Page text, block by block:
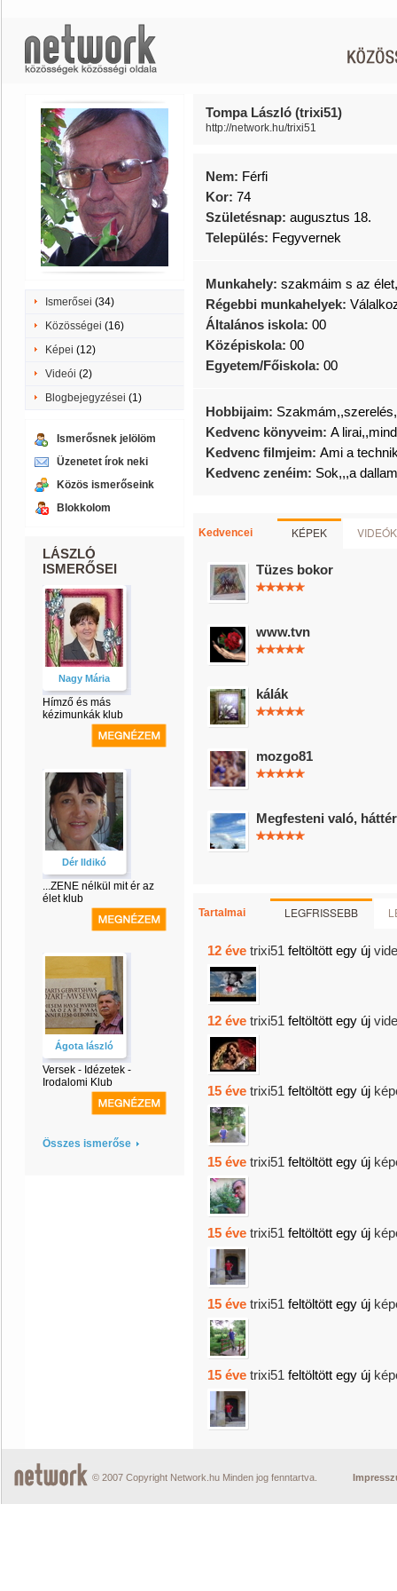
Ismerősei (34)
Közösségei (16)
Képei (12)
Videói (2)
Blogbejegyzései (1)
Ismerősnek jelölöm
Üzenetet írok neki
Közös ismerőseink
Blokkolom
LÁSZLÓ
ISMERŐSEI
Nagy Mária
Hímző és más
kézimunkák klub
Dér Ildikó
...ZENE nélkül mit ér az
élet klub
Ágota lászló
Versek - Idézetek -
Irodalomi Klub
Összes ismerőse
Tompa László (trixi51)
http://network.hu/trixi51
Nem: Férfi
Kor: 74
Születésnap: augusztus 18.
Település: Fegyvernek
Munkahely: szakmáim s az
Régebbi munkahelyek:
Általános iskola: 00
Középiskola: 00
Egyetem/Főiskola: 00
Hobbijaim:
Kedvenc könyveim: A
Kedvenc filmjeim: Ami a
Kedvenc zenéim: Sok,,,a
Kedvencei KÉPEK VIDEÓK
Tüzes bokor
www.tvn
kálák
mozgo81
Megfesteni való,
Tartalmai LEGFRISSEBB
12 éve trixi51 feltöltött egy új
12 éve trixi51 feltöltött egy új
15 éve trixi51 feltöltött egy új
15 éve trixi51 feltöltött egy új
15 éve trixi51 feltöltött egy új
15 éve trixi51 feltöltött egy új
15 éve trixi51 feltöltött egy új
© 2007 Copyright Network.hu Minden jog fenntartva.